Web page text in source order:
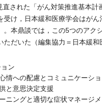
された「がん対策推進基本計
受け，日本緩和医療学会はが
。本鼎談では，この5つのアク
ただいた（編集協力＝日本緩和
ン
情への配慮とコミュニケーシ
と意思決定支援
ニングと適切な症状マネージ